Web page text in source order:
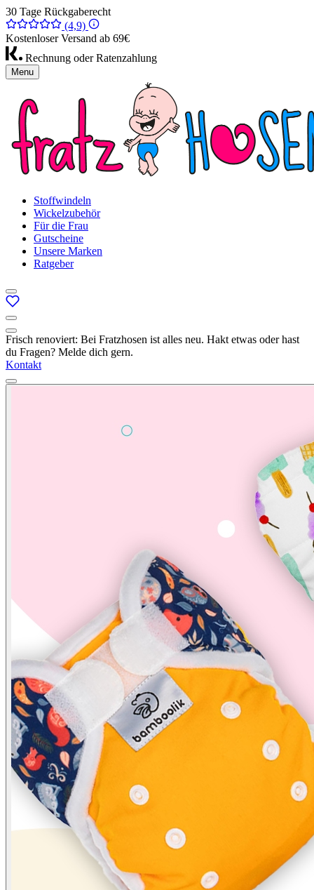
30 Tage Rückgaberecht
(4,9)
Kostenloser Versand ab 69€
Rechnung oder Ratenzahlung
Menu
Stoffwindeln
Wickelzubehör
Für die Frau
Gutscheine
Unsere Marken
Ratgeber
Frisch renoviert: Bei Fratzhosen ist alles neu. Hakt etwas oder hast
du Fragen? Melde dich gern.
Kontakt